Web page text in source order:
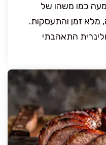
כמו משהו של
מלא זמן והתעסקות.
התאהבתי